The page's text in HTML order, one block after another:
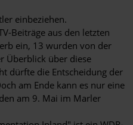
einbeziehen.
Beiträge aus den letzten
ein, 13 wurden von der
Überblick über diese
dürfte die Entscheidung der
am Ende kann es nur eine
am 9. Mai im Marler